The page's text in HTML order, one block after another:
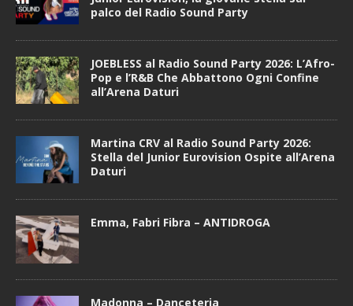
palco del Radio Sound Party
JOEBLESS al Radio Sound Party 2026: L’Afro-
Pop e l’R&B Che Abbattono Ogni Confine
all’Arena Daturi
Martina CRV al Radio Sound Party 2026:
Stella del Junior Eurovision Ospite all’Arena
Daturi
Emma, Fabri Fibra – ANTIDROGA
Madonna – Danceteria